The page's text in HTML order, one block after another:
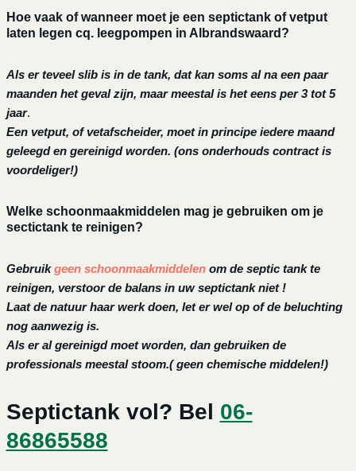
Hoe vaak of wanneer moet je een septictank of vetput
laten legen cq. leegpompen in Albrandswaard?
Als er teveel slib is in de tank, dat kan soms al na een paar
maanden het geval zijn, maar meestal is het eens per 3 tot 5
jaar.
Een vetput, of vetafscheider, moet in principe iedere maand
geleegd en gereinigd worden. (ons onderhouds contract is
voordeliger!)
Welke schoonmaakmiddelen mag je gebruiken om je
sectictank te reinigen?
Gebruikgeen schoonmaakmiddelen om de septic tank te
reinigen, verstoor de balans in uw septictank niet !
Laat de natuur haar werk doen, let er wel op of de beluchting
nog aanwezig is.
Als er al gereinigd moet worden, dan gebruiken de
professionals meestal stoom.( geen chemische middelen!)
Septictank vol? Bel 06-
86865588